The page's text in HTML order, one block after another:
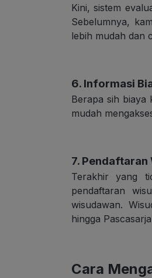
Kini, sistem
Sebelumnya,
lebih mudah dan
6. Informasi
Berapa sih biaya
mudah
7. Pendaftaran
Terakhir yang
pendaftaran
wisudawan.
hingga
Cara